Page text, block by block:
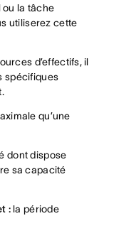
la tâche
utiliserez cette
d’effectifs, il
spécifiques
qu’une
dont dispose
sa capacité
:la période